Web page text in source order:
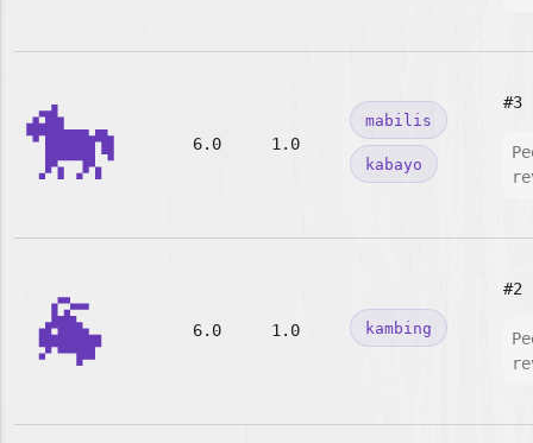
🐎 6.0 1.0
mabilis
kabayo
#3
🐐 6.0 1.0 kambing
#2